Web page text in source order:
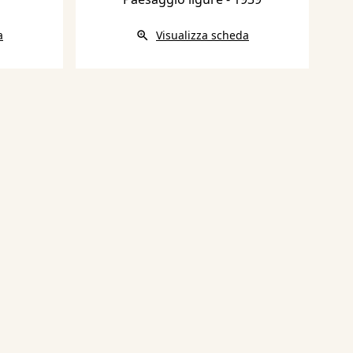
Visualizza scheda